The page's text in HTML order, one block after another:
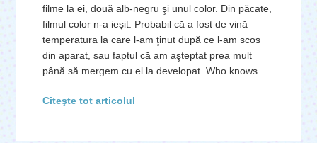
filme la ei, două alb-negru şi unul color. Din păcate,
filmul color n-a ieşit. Probabil că a fost de vină
temperatura la care l-am ţinut după ce l-am scos
din aparat, sau faptul că am aşteptat prea mult
până să mergem cu el la developat. Who knows.
Citeşte tot articolul